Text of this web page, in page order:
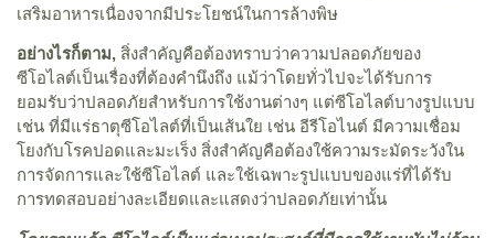
เสริมอาหารเนื่องจากมีประโยชน์ในการล้างพิษ
อย่างไรก็ตาม, สิ่งสำคัญคือต้องทราบว่าความปลอดภัยของ
ซีโอไลต์เป็นเรื่องที่ต้องคำนึงถึง แม้ว่าโดยทั่วไปจะได้รับการ
ยอมรับว่าปลอดภัยสำหรับการใช้งานต่างๆ แต่ซีโอไลต์บางรูปแบบ
เช่น ที่มีแร่ธาตุซีโอไลต์ที่เป็นเส้นใย เช่น อีรีโอไนต์ มีความเชื่อม
โยงกับโรคปอดและมะเร็ง สิ่งสำคัญคือต้องใช้ความระมัดระวังใน
การจัดการและใช้ซีโอไลต์ และใช้เฉพาะรูปแบบของแร่ที่ได้รับ
การทดสอบอย่างละเอียดและแสดงว่าปลอดภัยเท่านั้น